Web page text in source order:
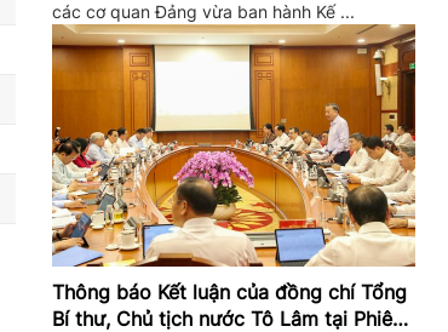
các cơ quan Đảng vừa ban hành Kế ...
Thông báo Kết luận của đồng chí Tổng
Bí thư, Chủ tịch nước Tô Lâm tại Phiên